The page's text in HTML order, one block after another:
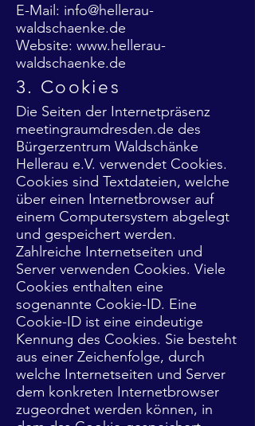
E-Mail: info@hellerau-
waldschaenke.de
Website: www.hellerau-
waldschaenke.de
3. Cookies
Die Seiten der Internetpräsenz
meetingraumdresden.de des
Bürgerzentrum Waldschänke
Hellerau e.V. verwendet Cookies.
Cookies sind Textdateien, welche
über einen Internetbrowser auf
einem Computersystem abgelegt
und gespeichert werden.
Zahlreiche Internetseiten und
Server verwenden Cookies. Viele
Cookies enthalten eine
sogenannte Cookie-ID. Eine
Cookie-ID ist eine eindeutige
Kennung des Cookies. Sie besteht
aus einer Zeichenfolge, durch
welche Internetseiten und Server
dem konkreten Internetbrowser
zugeordnet werden können, in